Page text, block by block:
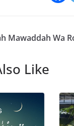
Mawaddah Wa
Like